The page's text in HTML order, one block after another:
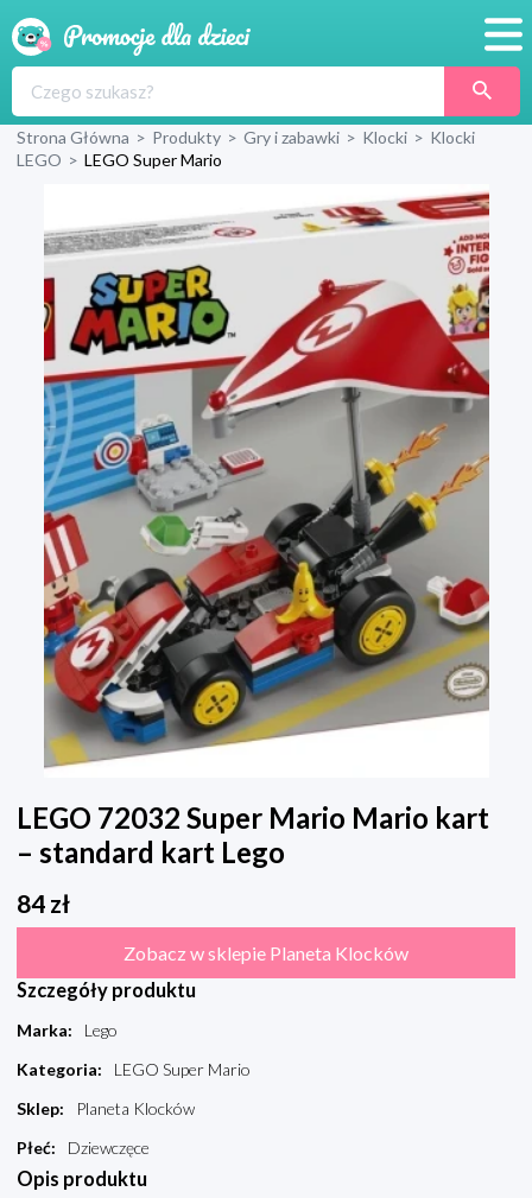
Produkty
Wyprawka
Strona Główna > Produkty > Gry i zabawki > Klocki > Klocki
LEGO > LEGO Super Mario
LEGO 72032 Super Mario Mario kart
– standard kart Lego
84 zł
Zobacz w sklepie Planeta Klocków
Szczegóły produktu
Marka:
Lego
Kategoria:
LEGO Super Mario
Sklep:
Planeta Klocków
Płeć: Dziewczęce
Opis produktu